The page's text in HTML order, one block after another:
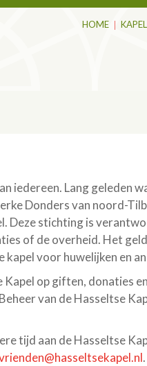
HOME KAPEL
iedereen. Lang geleden
Donders van noord-
Deze stichting is
of de overheid. Het
kapel voor huwelijken en
op giften, donaties
van de Hasseltse
tijd aan de Hasseltse